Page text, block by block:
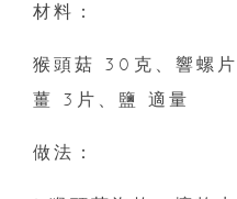
材料：
猴頭菇 30克、響螺
薑 3片、鹽 適量
做法：